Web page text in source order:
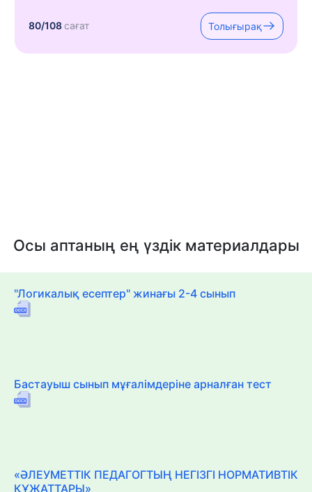
80/108сағат Толығырақ
Осы аптаның ең үздік материалдары
"Логикалық есептер" жинағы 2-4 сынып
Бастауыш сынып мұғалімдеріне арналған тест
«ӘЛЕУМЕТТІК ПЕДАГОГТЫҢ НЕГІЗГІ НОРМАТИВТІК
ҚҰЖАТТАРЫ»